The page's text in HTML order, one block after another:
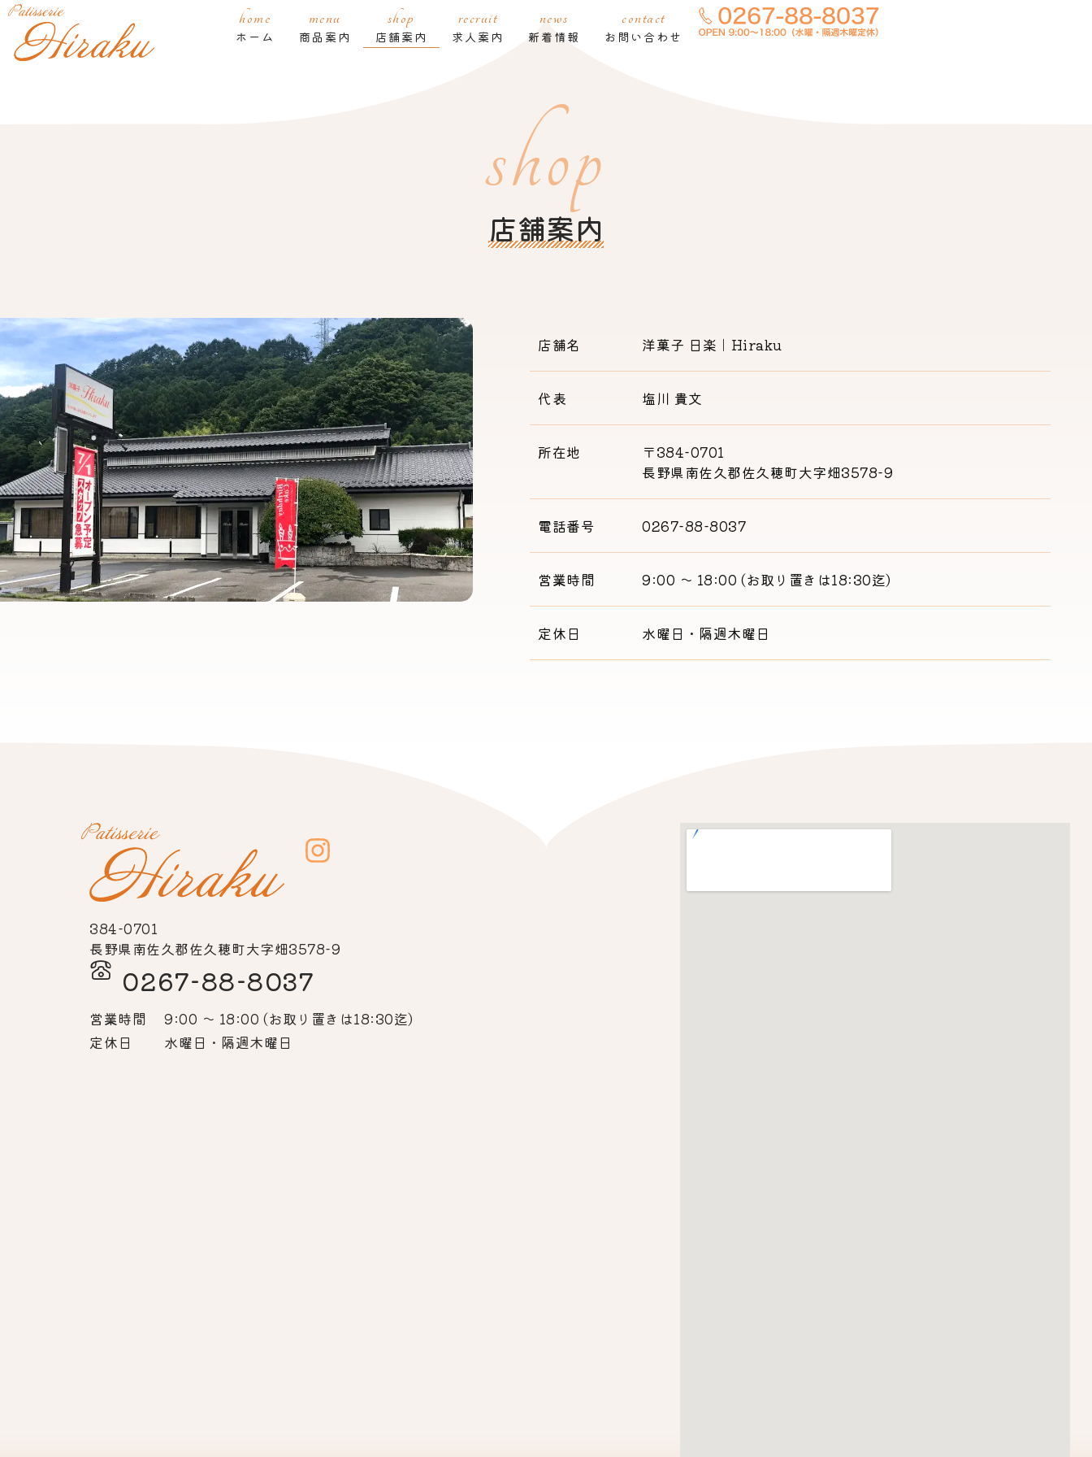
home
ホーム
menu
商品案内
shop
店舗案内
recruit
求人案内
news
新着情報
contact
お問い合わせ
shop
店舗案内
店舗名 洋菓子 日楽｜Hiraku
代表 塩川 貴文
所在地
〒384-0701
長野県南佐久郡佐久穂町大字畑3578-9
電話番号 0267-88-8037
営業時間 9:00 〜 18:00 (お取り置きは18:30迄)
定休日 水曜日・隔週木曜日
384-0701
長野県南佐久郡佐久穂町大字畑3578-9
0267-88-8037
営業時間 9:00 〜 18:00 (お取り置きは18:30迄)
定休日
水曜日・隔週木曜日